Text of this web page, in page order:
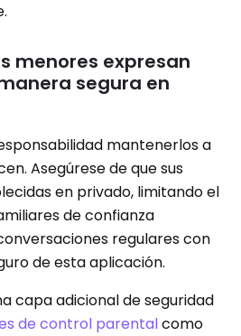
menores expresan
segura en
mantenerlos a
Asegúrese de que sus
en privado, limitando el
de confianza
regulares con
de esta aplicación.
capa adicional de seguridad
de control parentalcomo